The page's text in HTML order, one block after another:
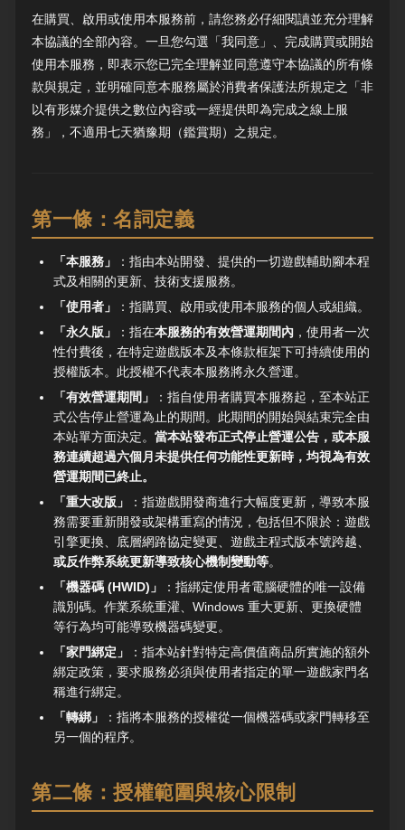
第十二條：v2.8 版本更新之過渡性退款條款
第十三條：協議管轄
在購買、啟用或使用本服務前，請您務必仔細閱讀並充分理解
本協議的全部內容。一旦您勾選「我同意」、完成購買或開始
使用本服務，即表示您已完全理解並同意遵守本協議的所有條
款與規定，並明確同意本服務屬於消費者保護法所規定之「非
以有形媒介提供之數位內容或一經提供即為完成之線上服
務」，不適用七天猶豫期（鑑賞期）之規定。
第一條：名詞定義
「本服務」
：指由本站開發、提供的一切遊戲輔助腳本程
式及相關的更新、技術支援服務。
「使用者」
：指購買、啟用或使用本服務的個人或組織。
「永久版」
：指在本服務的有效營運期間內 ，使用者一次
性付費後，在特定遊戲版本及本條款框架下可持續使用的
授權版本。此授權不代表本服務將永久營運。
「有效營運期間」
：指自使用者購買本服務起，至本站正
式公告停止營運為止的期間。此期間的開始與結束完全由
本站單方面決定。 當本站發布正式停止營運公告，或本服
務連續超過六個月未提供任何功能性更新時，均視為有效
營運期間已終止。
「重大改版」
：指遊戲開發商進行大幅度更新，導致本服
務需要重新開發或架構重寫的情況，包括但不限於：遊戲
引擎更換、底層網路協定變更、遊戲主程式版本號跨越、
或反作弊系統更新導致核心機制變動等。
「機器碼 (HWID)」
：指綁定使用者電腦硬體的唯一設備
識別碼。作業系統重灌、Windows 重大更新、更換硬體
等行為均可能導致機器碼變更。
「家門綁定」
：指本站針對特定高價值商品所實施的額外
綁定政策，要求服務必須與使用者指定的單一遊戲家門名
稱進行綁定。
「轉綁」
：指將本服務的授權從一個機器碼或家門轉移至
另一個的程序。
第二條：授權範圍與核心限制